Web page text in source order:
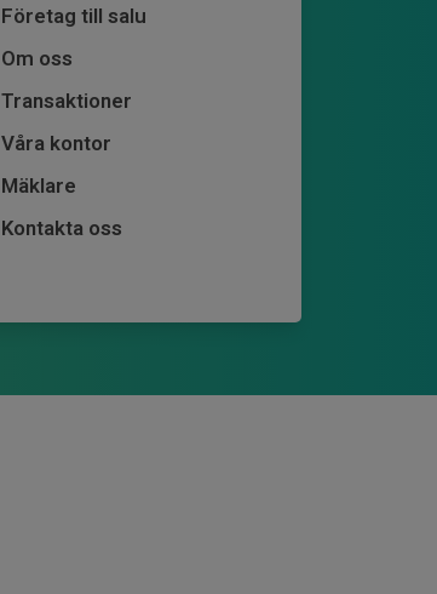
Företag till salu
Om oss
Transaktioner
Våra kontor
Mäklare
Kontakta oss